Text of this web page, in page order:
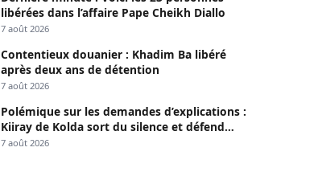
libérées dans l’affaire Pape Cheikh Diallo
7 août 2026
Contentieux douanier : Khadim Ba libéré
après deux ans de détention
7 août 2026
Polémique sur les demandes d’explications :
Kiiray de Kolda sort du silence et défend
Mamadou Lamine Dianté
7 août 2026